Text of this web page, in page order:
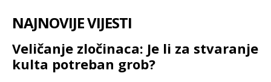
NAJNOVIJE VIJESTI
Veličanje zločinaca: Je li za stvaranje
kulta potreban grob?